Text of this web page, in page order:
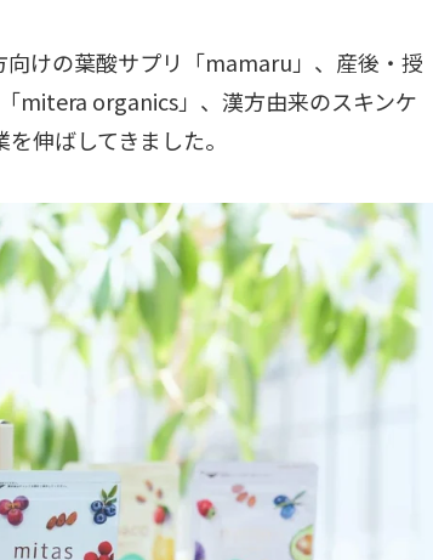
向けの葉酸サプリ「mamaru」、産後・授
mitera organics」、漢方由来のスキンケ
伸ばしてきました。